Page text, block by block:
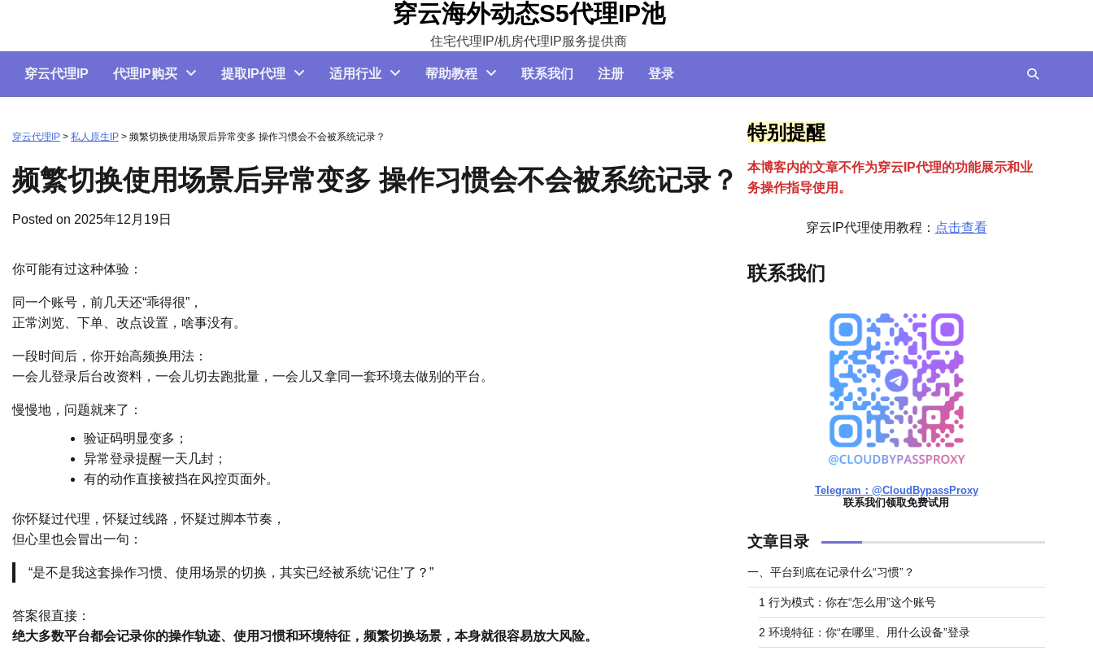
content
穿云海外动态S5代理IP池
住宅代理IP/机房代理IP服务提供商
穿云代理IP 代理IP购买 提取IP代理 适用行业 帮助教程 联系我们 注册 登录
穿云代理IP > 私人原生IP > 频繁切换使用场景后异常变多 操作习惯会不会被系统记录？
频繁切换使用场景后异常变多 操作习惯会不会被系统记录？
Posted on 2025年12月19日
你可能有过这种体验：
同一个账号，前几天还“乖得很”，
正常浏览、下单、改点设置，啥事没有。
一段时间后，你开始高频换用法：
一会儿登录后台改资料，一会儿切去跑批量，一会儿又拿同一套环境去做别的平台。
慢慢地，问题就来了：
验证码明显变多；
异常登录提醒一天几封；
有的动作直接被挡在风控页面外。
你怀疑过代理，怀疑过线路，怀疑过脚本节奏，
但心里也会冒出一句：
“是不是我这套操作习惯、使用场景的切换，其实已经被系统‘记住’了？”
答案很直接：
绝大多数平台都会记录你的操作轨迹、使用习惯和环境特征，频繁切换场景，本身就很容易放大风险。
特别提醒
本博客内的文章不作为穿云 P代理的功能展示和业
务操作指导使用。
穿云IP代理使用教程： 点击查看
联系我们
Telegram：@CloudBypassProxy
联系我们领取免费试用
文章目录
一、平台到底在记录什么“习惯”？
1 行为模式：你在“怎么用”这个账号
2 环境特征：你“在哪里、用什么设备”登录